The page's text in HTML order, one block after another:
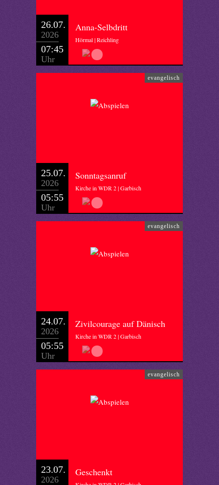
26.07.
2026
07:45
Uhr
Anna-Selbdritt
Hörmal | Reichling
evangelisch
25.07.
2026
05:55
Uhr
Sonntagsanruf
Kirche in WDR 2 | Garbisch
evangelisch
24.07.
2026
05:55
Uhr
Zivilcourage auf Dänisch
Kirche in WDR 2 | Garbisch
evangelisch
23.07.
2026
Geschenkt